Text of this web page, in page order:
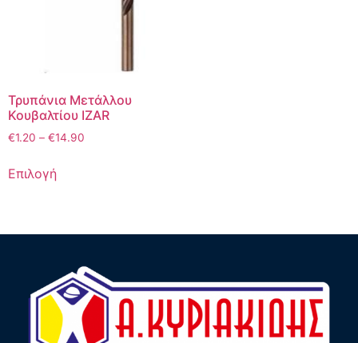
Τρυπάνια Μετάλλου
Κουβαλτίου IZAR
€1.20 – €14.90
Επιλογή